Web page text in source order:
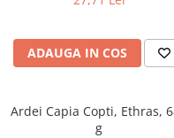
ADAUGA IN COS
Ardei Capia Copti, Ethras,
g